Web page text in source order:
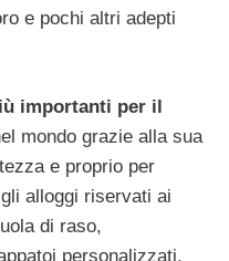
e pochi altri adepti
importanti per il
mondo grazie alla sua
e proprio per
alloggi riservati ai
di raso,
personalizzati.